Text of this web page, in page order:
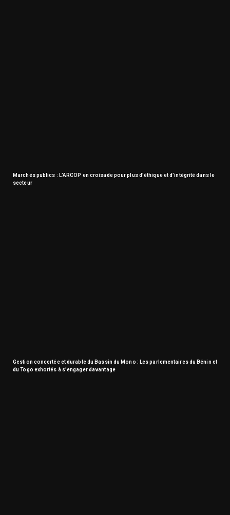
Marchés publics : L’ARCOP en croisade pour plus d’éthique et d’intégrité dans le
secteur
Gestion concertée et durable du Bassin du Mono : Les parlementaires du Bénin et
du Togo exhortés à s’engager davantage